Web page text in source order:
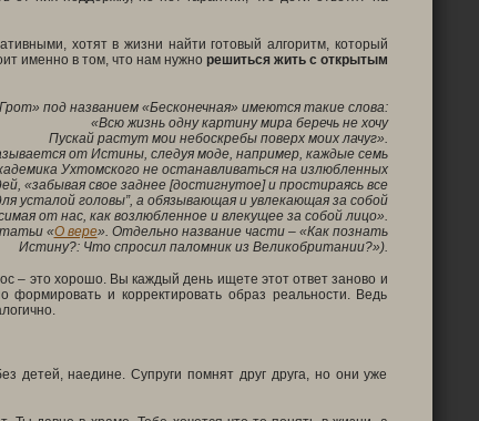
хотят в жизни найти готовый алгоритм, который
именно в том, что нам нужно решиться жить с открытым
под названием «Бесконечная» имеются такие слова:
«Всю жизнь одну картину мира беречь не хочу
Пускай растут мои небоскребы поверх моих лачуг».
от Истины, следуя моде, например, каждые семь
Ухтомского не останавливаться на излюбленных
«забывая свое заднее [достигнутое] и простираясь все
усталой головы”, а обязывающая и увлекающая за собой
от нас, как возлюбленное и влекущее за собой лицо».
«О вере». Отдельно название части –«Как познать
Истину?: Что спросил паломник из Великобритании?»).
– это хорошо. Вы каждый день ищете этот ответ заново и
и корректировать образ реальности. Ведь
детей, наедине. Супруги помнят друг друга, но они уже